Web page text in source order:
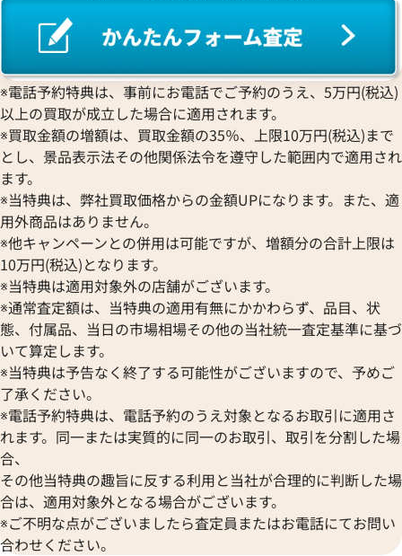
ワ行
※電話予約特典は、事前にお電話でご予約のうえ、5万円(税込)
以上の買取が成立した場合に適用されます。
※買取金額の増額は、買取金額の35％、上限10万円(税込)まで
とし、景品表示法その他関係法令を遵守した範囲内で適用され
ます。
※当特典は、弊社買取価格からの金額UPになります。また、適
用外商品はありません。
※他キャンペーンとの併用は可能ですが、増額分の合計上限は
10万円(税込)となります。
※当特典は適用対象外の店舗がございます。
※通常査定額は、当特典の適用有無にかかわらず、品目、状
態、付属品、当日の市場相場その他の当社統一査定基準に基づ
いて算定します。
※当特典は予告なく終了する可能性がございますので、予めご
了承ください。
※電話予約特典は、電話予約のうえ対象となるお取引に適用さ
れます。同一または実質的に同一のお取引、取引を分割した場
合、
その他当特典の趣旨に反する利用と当社が合理的に判断した場
合は、適用対象外となる場合がございます。
※ご不明な点がございましたら査定員またはお電話にてお問い
合わせください。